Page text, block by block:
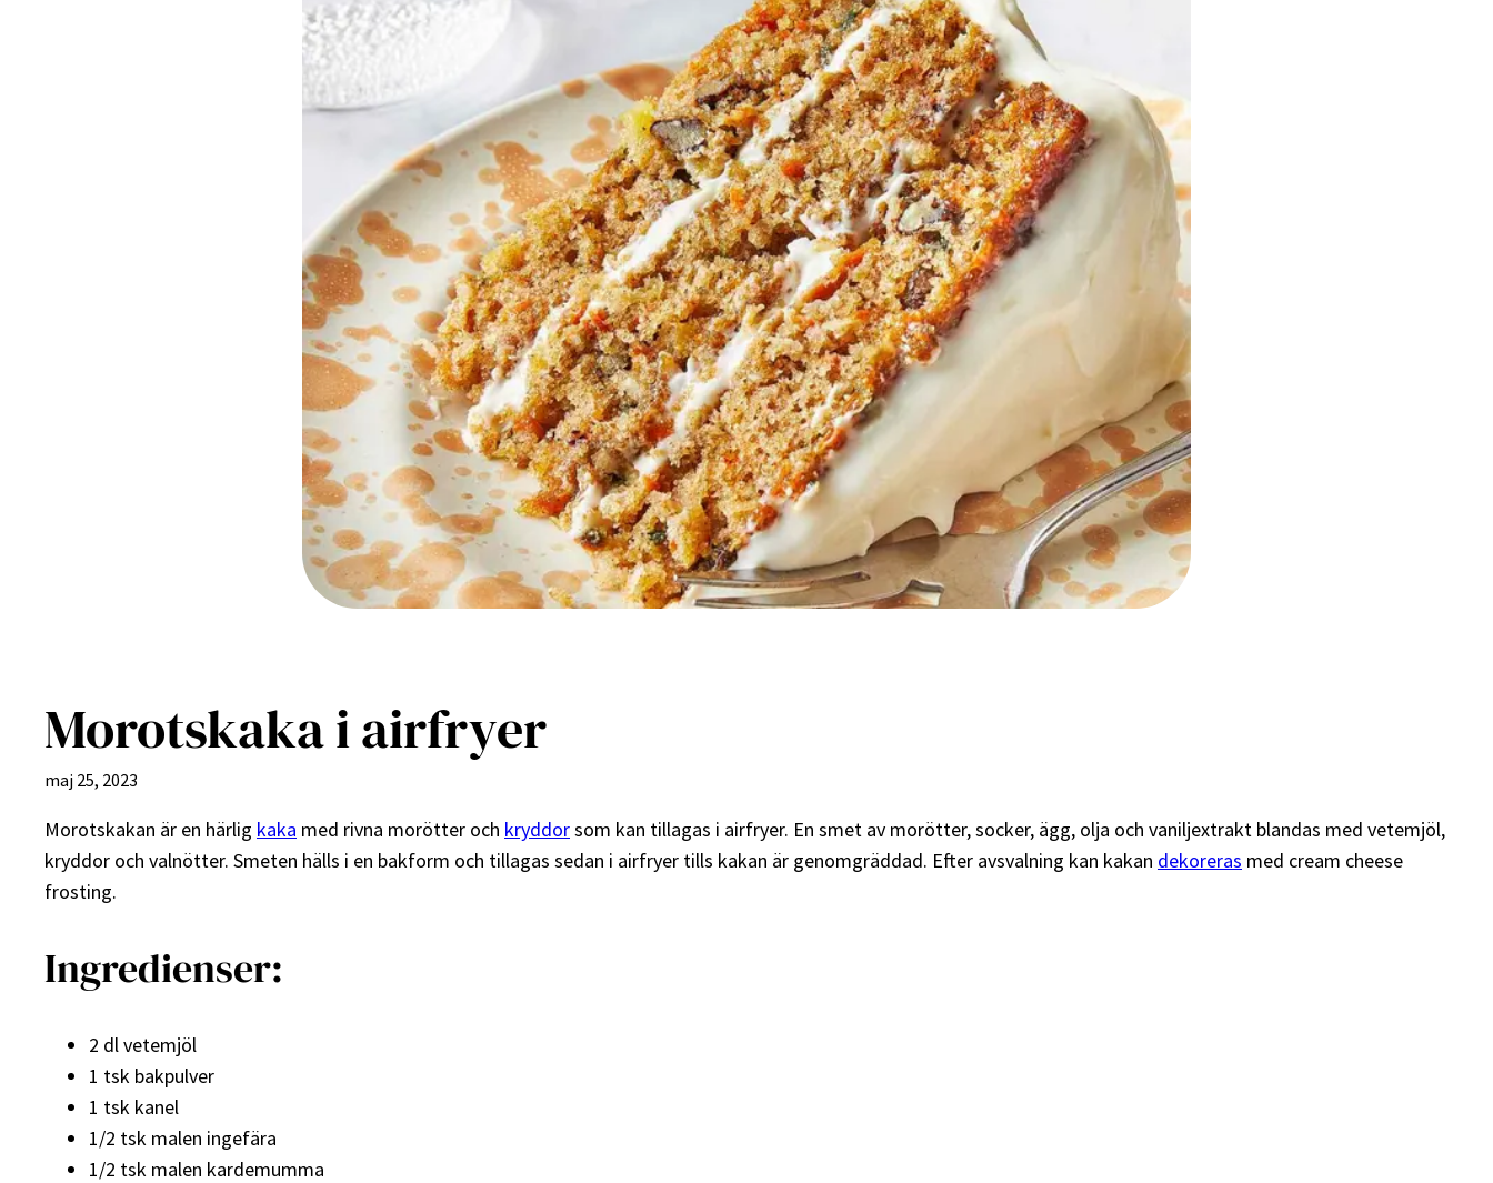
Morotskaka i airfryer
maj 25, 2023
Morotskakan är en härlig kaka med rivna morötter och kryddorsom kan tillagas i airfryer. En smet av morötter, socker, ägg, olja och vaniljextrakt blandas med vetemjöl,
kryddor och valnötter. Smeten hälls i en bakform och tillagas sedan i airfryer tills kakan är genomgräddad. Efter avsvalning kan kakan dekoreras med cream cheese
frosting.
Ingredienser:
2 dl vetemjöl
1 tsk bakpulver
1 tsk kanel
1/2 tsk malen ingefära
1/2 tsk malen kardemumma